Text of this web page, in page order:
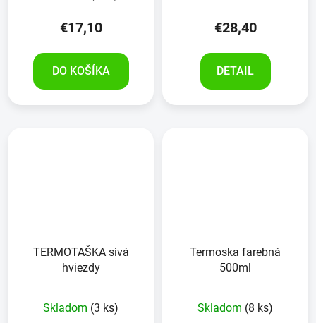
€17,10
DO KOŠÍKA
€28,40
DETAIL
TERMOTAŠKA sivá
hviezdy
Skladom (3 ks)
Termoska farebná
500ml
Skladom (8 ks)